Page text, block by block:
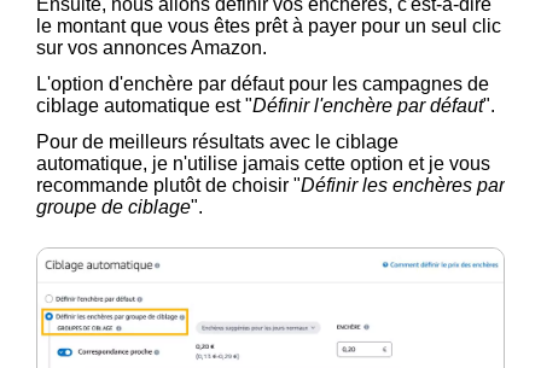
Ensuite, nous allons définir vos enchères, c'est-à-dire
le montant que vous êtes prêt à payer pour un seul clic
sur vos annonces Amazon.
L'option d'enchère par défaut pour les campagnes de
ciblage automatique est "Définir l'enchère par défaut".
Pour de meilleurs résultats avec le ciblage
automatique, je n'utilise jamais cette option et je vous
recommande plutôt de choisir "Définir les enchères par
groupe de ciblage".